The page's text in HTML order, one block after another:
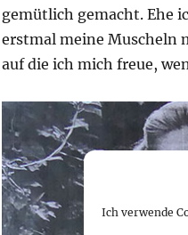
Ich verwende
gemütlich gemacht. Ehe
erstmal meine Muscheln
auf die ich mich freue,